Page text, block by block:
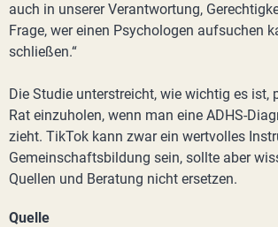
auch in unserer Verantwortung,
Frage, wer einen Psychologen aufsuchen
schließen.“
Die Studie unterstreicht, wie wichtig es ist,
Rat einzuholen, wenn man eine ADHS-
zieht. TikTok kann zwar ein wertvolles
Gemeinschaftsbildung sein, sollte aber
Quellen und Beratung nicht ersetzen.
Quelle